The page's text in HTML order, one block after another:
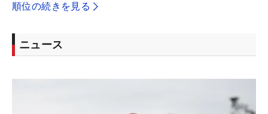
順位の続きを見る
ニュース